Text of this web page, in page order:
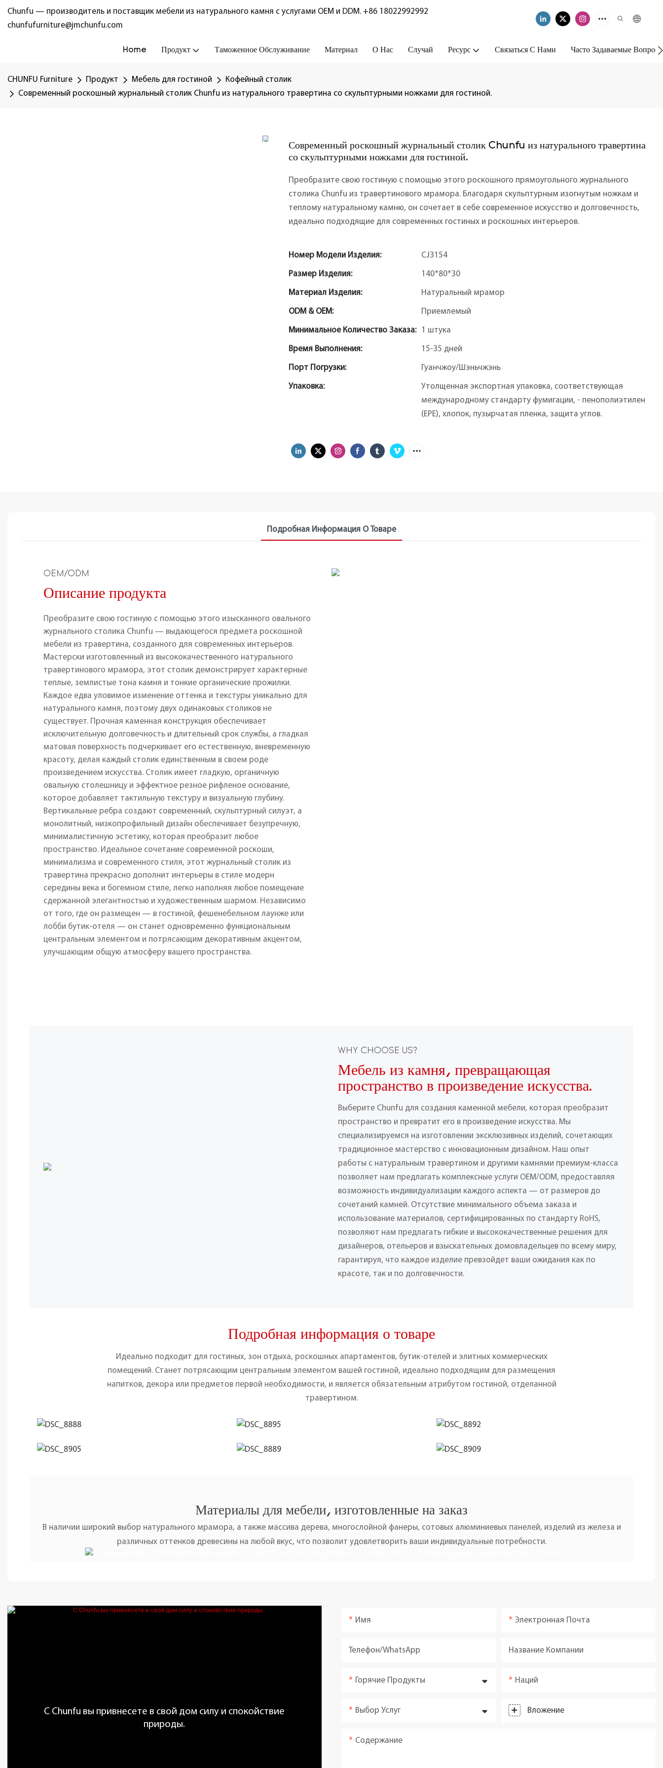
Chunfu — производитель и поставщик мебели из натурального камня с услугами OEM и DDM. +86 18022992992
chunfufurniture@jmchunfu.com
Home Продукт Таможенное Обслуживание Материал О Нас Случай Ресурс Связаться С Нами Часто Задаваемые
CHUNFU Furniture Продукт Мебель для гостиной
Кофейный столик
Современный роскошный журнальный столик Chunfu из натурального травертина со скульптурными ножками для гостиной.
Современный роскошный журнальный столик Chunfu из натурального травертина
со скульптурными ножками для гостиной.
Преобразите свою гостиную с помощью этого роскошного прямоугольного журнального
столика Chunfu из травертинового мрамора. Благодаря скульптурным изогнутым ножкам и
теплому натуральному камню, он сочетает в себе современное искусство и долговечность,
идеально подходящие для современных гостиных и роскошных интерьеров.
Номер Модели Изделия: CJ3154
Размер Изделия: 140*80*30
Материал Изделия: Натуральный мрамор
ODM & OEM: Приемлемый
Минимальное Количество Заказа: 1 штука
Время Выполнения: 15-35 дней
Порт Погрузки: Гуанчжоу/Шэньчжэнь
Упаковка:
Утолщенная экспортная упаковка, соответствующая
международному стандарту фумигации, - пенополиэтилен
(EPE), хлопок, пузырчатая пленка, защита углов.
Подробная Информация О Товаре
OEM/ODM
Описание продукта
Преобразите свою гостиную с помощью этого изысканного овального
журнального столика Chunfu — выдающегося предмета роскошной
мебели из травертина, созданного для современных интерьеров.
Мастерски изготовленный из высококачественного натурального
травертинового мрамора, этот столик демонстрирует характерные
теплые, землистые тона камня и тонкие органические прожилки.
Каждое едва уловимое изменение оттенка и текстуры уникально для
натурального камня, поэтому двух одинаковых столиков не
существует. Прочная каменная конструкция обеспечивает
исключительную долговечность и длительный срок службы, а гладкая
матовая поверхность подчеркивает его естественную, вневременную
красоту, делая каждый столик единственным в своем роде
произведением искусства. Столик имеет гладкую, органичную
овальную столешницу и эффектное резное рифленое основание,
которое добавляет тактильную текстуру и визуальную глубину.
Вертикальные ребра создают современный, скульптурный силуэт, а
монолитный, низкопрофильный дизайн обеспечивает безупречную,
минималистичную эстетику, которая преобразит любое
пространство. Идеальное сочетание современной роскоши,
минимализма и современного стиля, этот журнальный столик из
травертина прекрасно дополнит интерьеры в стиле модерн
середины века и богемном стиле, легко наполняя любое помещение
сдержанной элегантностью и художественным шармом. Независимо
от того, где он размещен — в гостиной, фешенебельном лаунже или
лобби бутик-отеля — он станет одновременно функциональным
центральным элементом и потрясающим декоративным акцентом,
улучшающим общую атмосферу вашего пространства.
WHY CHOOSE US?
Мебель из камня, превращающая
пространство в произведение искусства.
Выберите Chunfu для создания каменной мебели, которая преобразит
пространство и превратит его в произведение искусства. Мы
специализируемся на изготовлении эксклюзивных изделий, сочетающих
традиционное мастерство с инновационным дизайном. Наш опыт
работы с натуральным травертином и другими камнями премиум-класса
позволяет нам предлагать комплексные услуги OEM/ODM, предоставляя
возможность индивидуализации каждого аспекта — от размеров до
сочетаний камней. Отсутствие минимального объема заказа и
использование материалов, сертифицированных по стандарту RoHS,
позволяют нам предлагать гибкие и высококачественные решения для
дизайнеров, отельеров и взыскательных домовладельцев по всему миру,
гарантируя, что каждое изделие превзойдет ваши ожидания как по
красоте, так и по долговечности.
Подробная информация о товаре
Идеально подходит для гостиных, зон отдыха, роскошных апартаментов, бутик-отелей и элитных коммерческих
помещений. Станет потрясающим центральным элементом вашей гостиной, идеально подходящим для размещения
напитков, декора или предметов первой необходимости, и является обязательным атрибутом гостиной, отделанной
травертином.
Материалы для мебели, изготовленные на заказ
В наличии широкий выбор натурального мрамора, а также массива дерева, многослойной фанеры, сотовых алюминиевых панелей, изделий из железа и
различных оттенков древесины на любой вкус, что позволит удовлетворить ваши индивидуальные потребности.
С Chunfu вы привнесете в свой дом силу и спокойствие
природы.
Имя Электронная Почта
Телефон/WhatsApp Название Компании
Горячие Продукты Наций
Выбор Услуг Вложение
Содержание